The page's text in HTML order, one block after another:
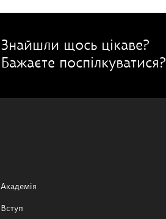
Знайшли щось цікаве?
Бажаєте поспілкуватися?
Академія
Вступ